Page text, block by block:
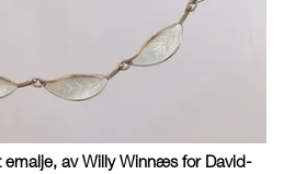
emalje, av Willy Winnæs for David-